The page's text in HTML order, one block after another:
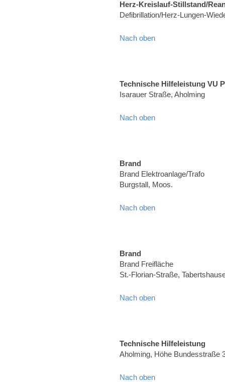
Herz-Kreislauf-Stillstand/
Defibrillation/Herz-Lungen-
Nach oben
Technische Hilfeleistung VU
Isarauer Straße, Aholming
Nach oben
Brand
Brand Elektroanlage/Trafo
Burgstall, Moos.
Nach oben
Brand
Brand Freifläche
St.-Florian-Straße,
Nach oben
Technische Hilfeleistung
Aholming, Höhe Bundesstraße
Nach oben